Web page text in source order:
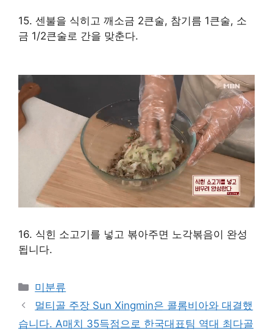
15. 센불을 식히고 깨소금 2큰술, 참기름 1큰술, 소
금 1/2큰술로 간을 맞춘다.
16. 식힌 소고기를 넣고 볶아주면 노각볶음이 완성
됩니다.
Categories
미분류
멀티골 주장 Sun Xingmin은 콜롬비아와 대결했
습니다. A매치 35득점으로 한국대표팀 역대 최다골